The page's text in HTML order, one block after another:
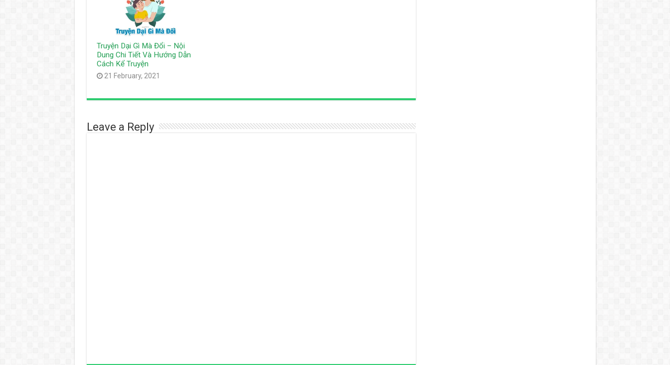
Truyện Dại Gì Mà Đổi – Nội
Dung Chi Tiết Và Hướng Dẫn
Cách Kể Truyện
21 February, 2021
Leave a Reply